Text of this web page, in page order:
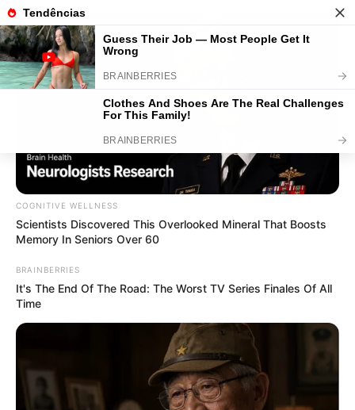
Top de Crochê: Passo a Passo
Simples e Inspirações Lindas
COGNITIVE WELLNESS
Scientists Discovered This Overlooked Mineral That Boosts
Memory In Seniors Over 60
BRAINBERRIES
It's The End Of The Road: The Worst TV Series Finales Of All
Time